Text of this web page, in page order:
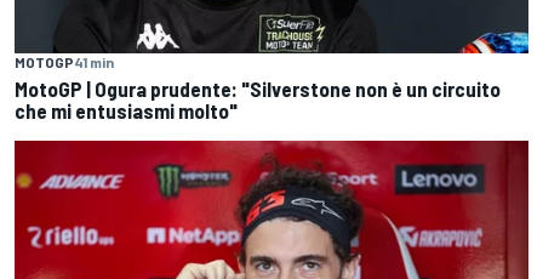
MOTOGP41 min
MotoGP | Ogura prudente: "Silverstone non è un circuito
che mi entusiasmi molto"